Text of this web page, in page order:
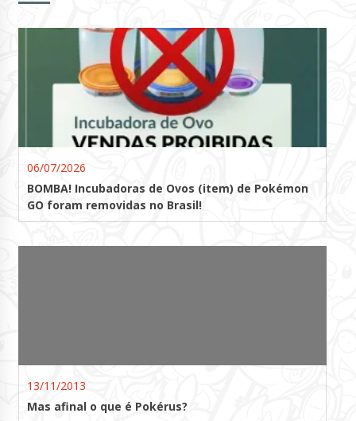
06/07/2026
BOMBA! Incubadoras de Ovos (item) de Pokémon
GO foram removidas no Brasil!
13/11/2013
Mas afinal o que é Pokérus?